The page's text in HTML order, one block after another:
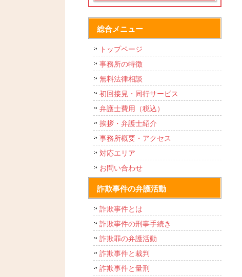
総合メニュー
トップページ
事務所の特徴
無料法律相談
初回接見・同行サービス
弁護士費用（税込）
挨拶・弁護士紹介
事務所概要・アクセス
対応エリア
お問い合わせ
詐欺事件の弁護活動
詐欺事件とは
詐欺事件の刑事手続き
詐欺罪の弁護活動
詐欺事件と裁判
詐欺事件と量刑